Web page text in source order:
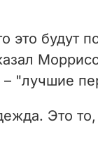
это будут
"лучшие
Это